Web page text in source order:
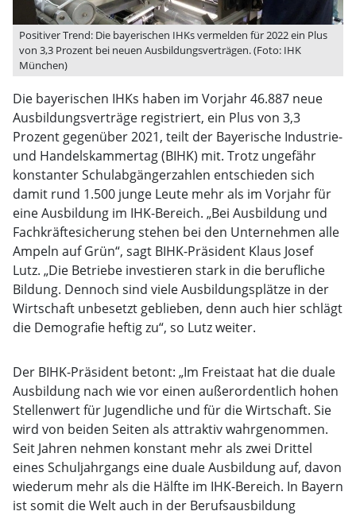
Positiver Trend: Die bayerischen IHKs vermelden für 2022 ein Plus
von 3,3 Prozent bei neuen Ausbildungsverträgen. (Foto: IHK
München)
Die bayerischen IHKs haben im Vorjahr 46.887 neue
Ausbildungsverträge registriert, ein Plus von 3,3
Prozent gegenüber 2021, teilt der Bayerische Industrie-
und Handelskammertag (BIHK) mit. Trotz ungefähr
konstanter Schulabgängerzahlen entschieden sich
damit rund 1.500 junge Leute mehr als im Vorjahr für
eine Ausbildung im IHK-Bereich. „Bei Ausbildung und
Fachkräftesicherung stehen bei den Unternehmen alle
Ampeln auf Grün“, sagt BIHK-Präsident Klaus Josef
Lutz. „Die Betriebe investieren stark in die berufliche
Bildung. Dennoch sind viele Ausbildungsplätze in der
Wirtschaft unbesetzt geblieben, denn auch hier schlägt
die Demografie heftig zu“, so Lutz weiter.
Der BIHK-Präsident betont: „Im Freistaat hat die duale
Ausbildung nach wie vor einen außerordentlich hohen
Stellenwert für Jugendliche und für die Wirtschaft. Sie
wird von beiden Seiten als attraktiv wahrgenommen.
Seit Jahren nehmen konstant mehr als zwei Drittel
eines Schuljahrgangs eine duale Ausbildung auf, davon
wiederum mehr als die Hälfte im IHK-Bereich. In Bayern
ist somit die Welt auch in der Berufsausbildung